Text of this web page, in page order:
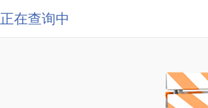
正在查询中